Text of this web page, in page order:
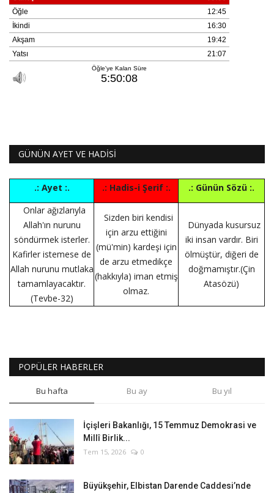
GÜNÜN AYET VE HADİSİ
.: Ayet :. .: Hadis-i Şerif :.
.: Günün Sözü :.
Onlar ağızlarıyla
Allah'ın nurunu
söndürmek isterler.
Kafirler istemese de
Allah nurunu mutlaka
tamamlayacaktır.
(Tevbe-32)
Sizden biri kendisi
için arzu ettiğini
(mü'min) kardeşi için
de arzu etmedikçe
(hakkıyla) iman etmiş
olmaz.
Dünyada kusursuz
iki insan vardır. Biri
ölmüştür, diğeri de
doğmamıştır.(Çin
Atasözü)
POPÜLER HABERLER
Bu hafta Bu ay Bu yıl
İçişleri Bakanlığı, 15 Temmuz Demokrasi ve
Millî Birlik...
Tem 15, 2026 0
Büyükşehir, Elbistan Darende Caddesi’nde